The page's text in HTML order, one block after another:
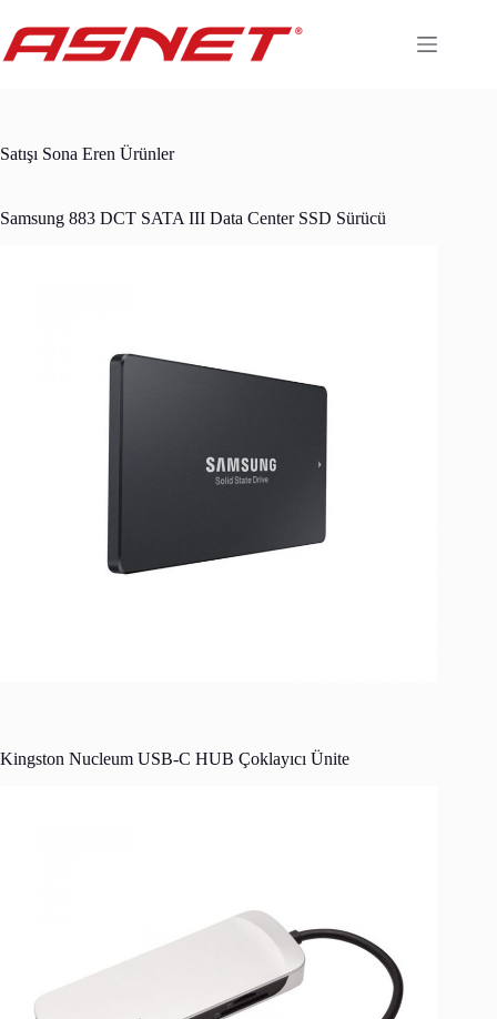
content
Satışı Sona Eren Ürünler
Samsung 883 DCT SATA III Data Center SSD Sürücü
Kingston Nucleum USB-C HUB Çoklayıcı Ünite